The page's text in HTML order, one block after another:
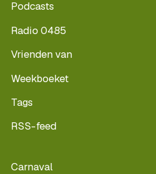
Podcasts
Radio 0485
Vrienden van
Weekboeket
Tags
RSS-feed
Carnaval